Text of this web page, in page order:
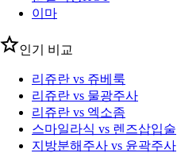
이마
인기 비교
리쥬란 vs 쥬베룩
리쥬란 vs 물광주사
리쥬란 vs 엑소좀
스마일라식 vs 렌즈삽입술
지방분해주사 vs 윤곽주사